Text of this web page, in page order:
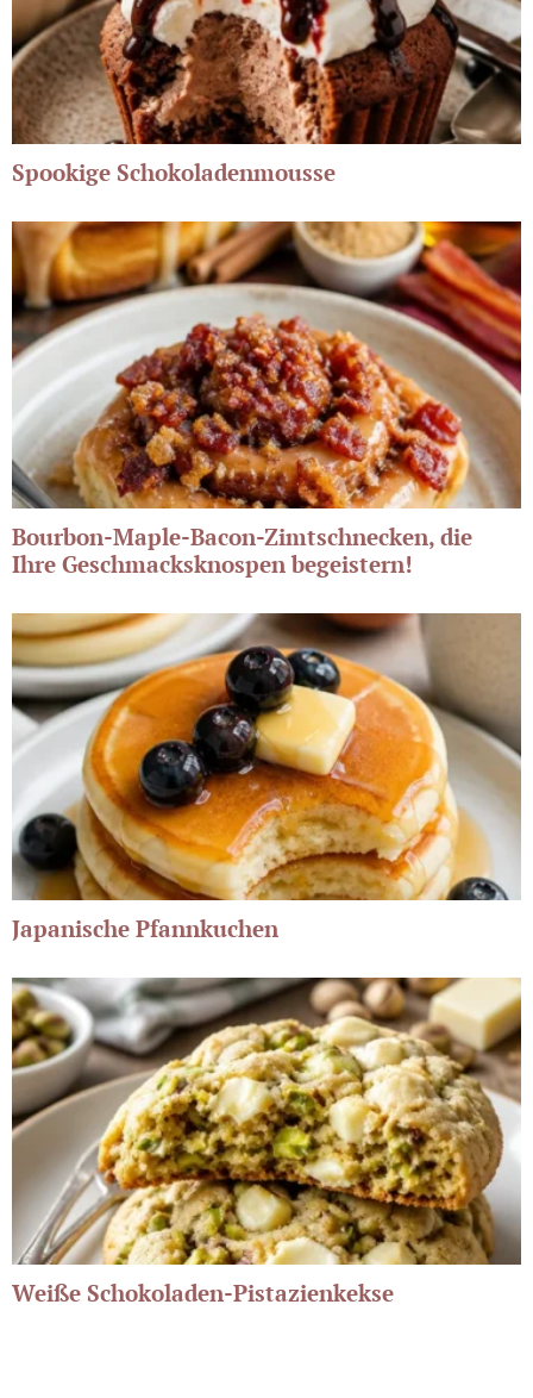
Spookige Schokoladenmousse
Bourbon-Maple-Bacon-Zimtschnecken, die
Ihre Geschmacksknospen begeistern!
Japanische Pfannkuchen
Weiße Schokoladen-Pistazienkekse